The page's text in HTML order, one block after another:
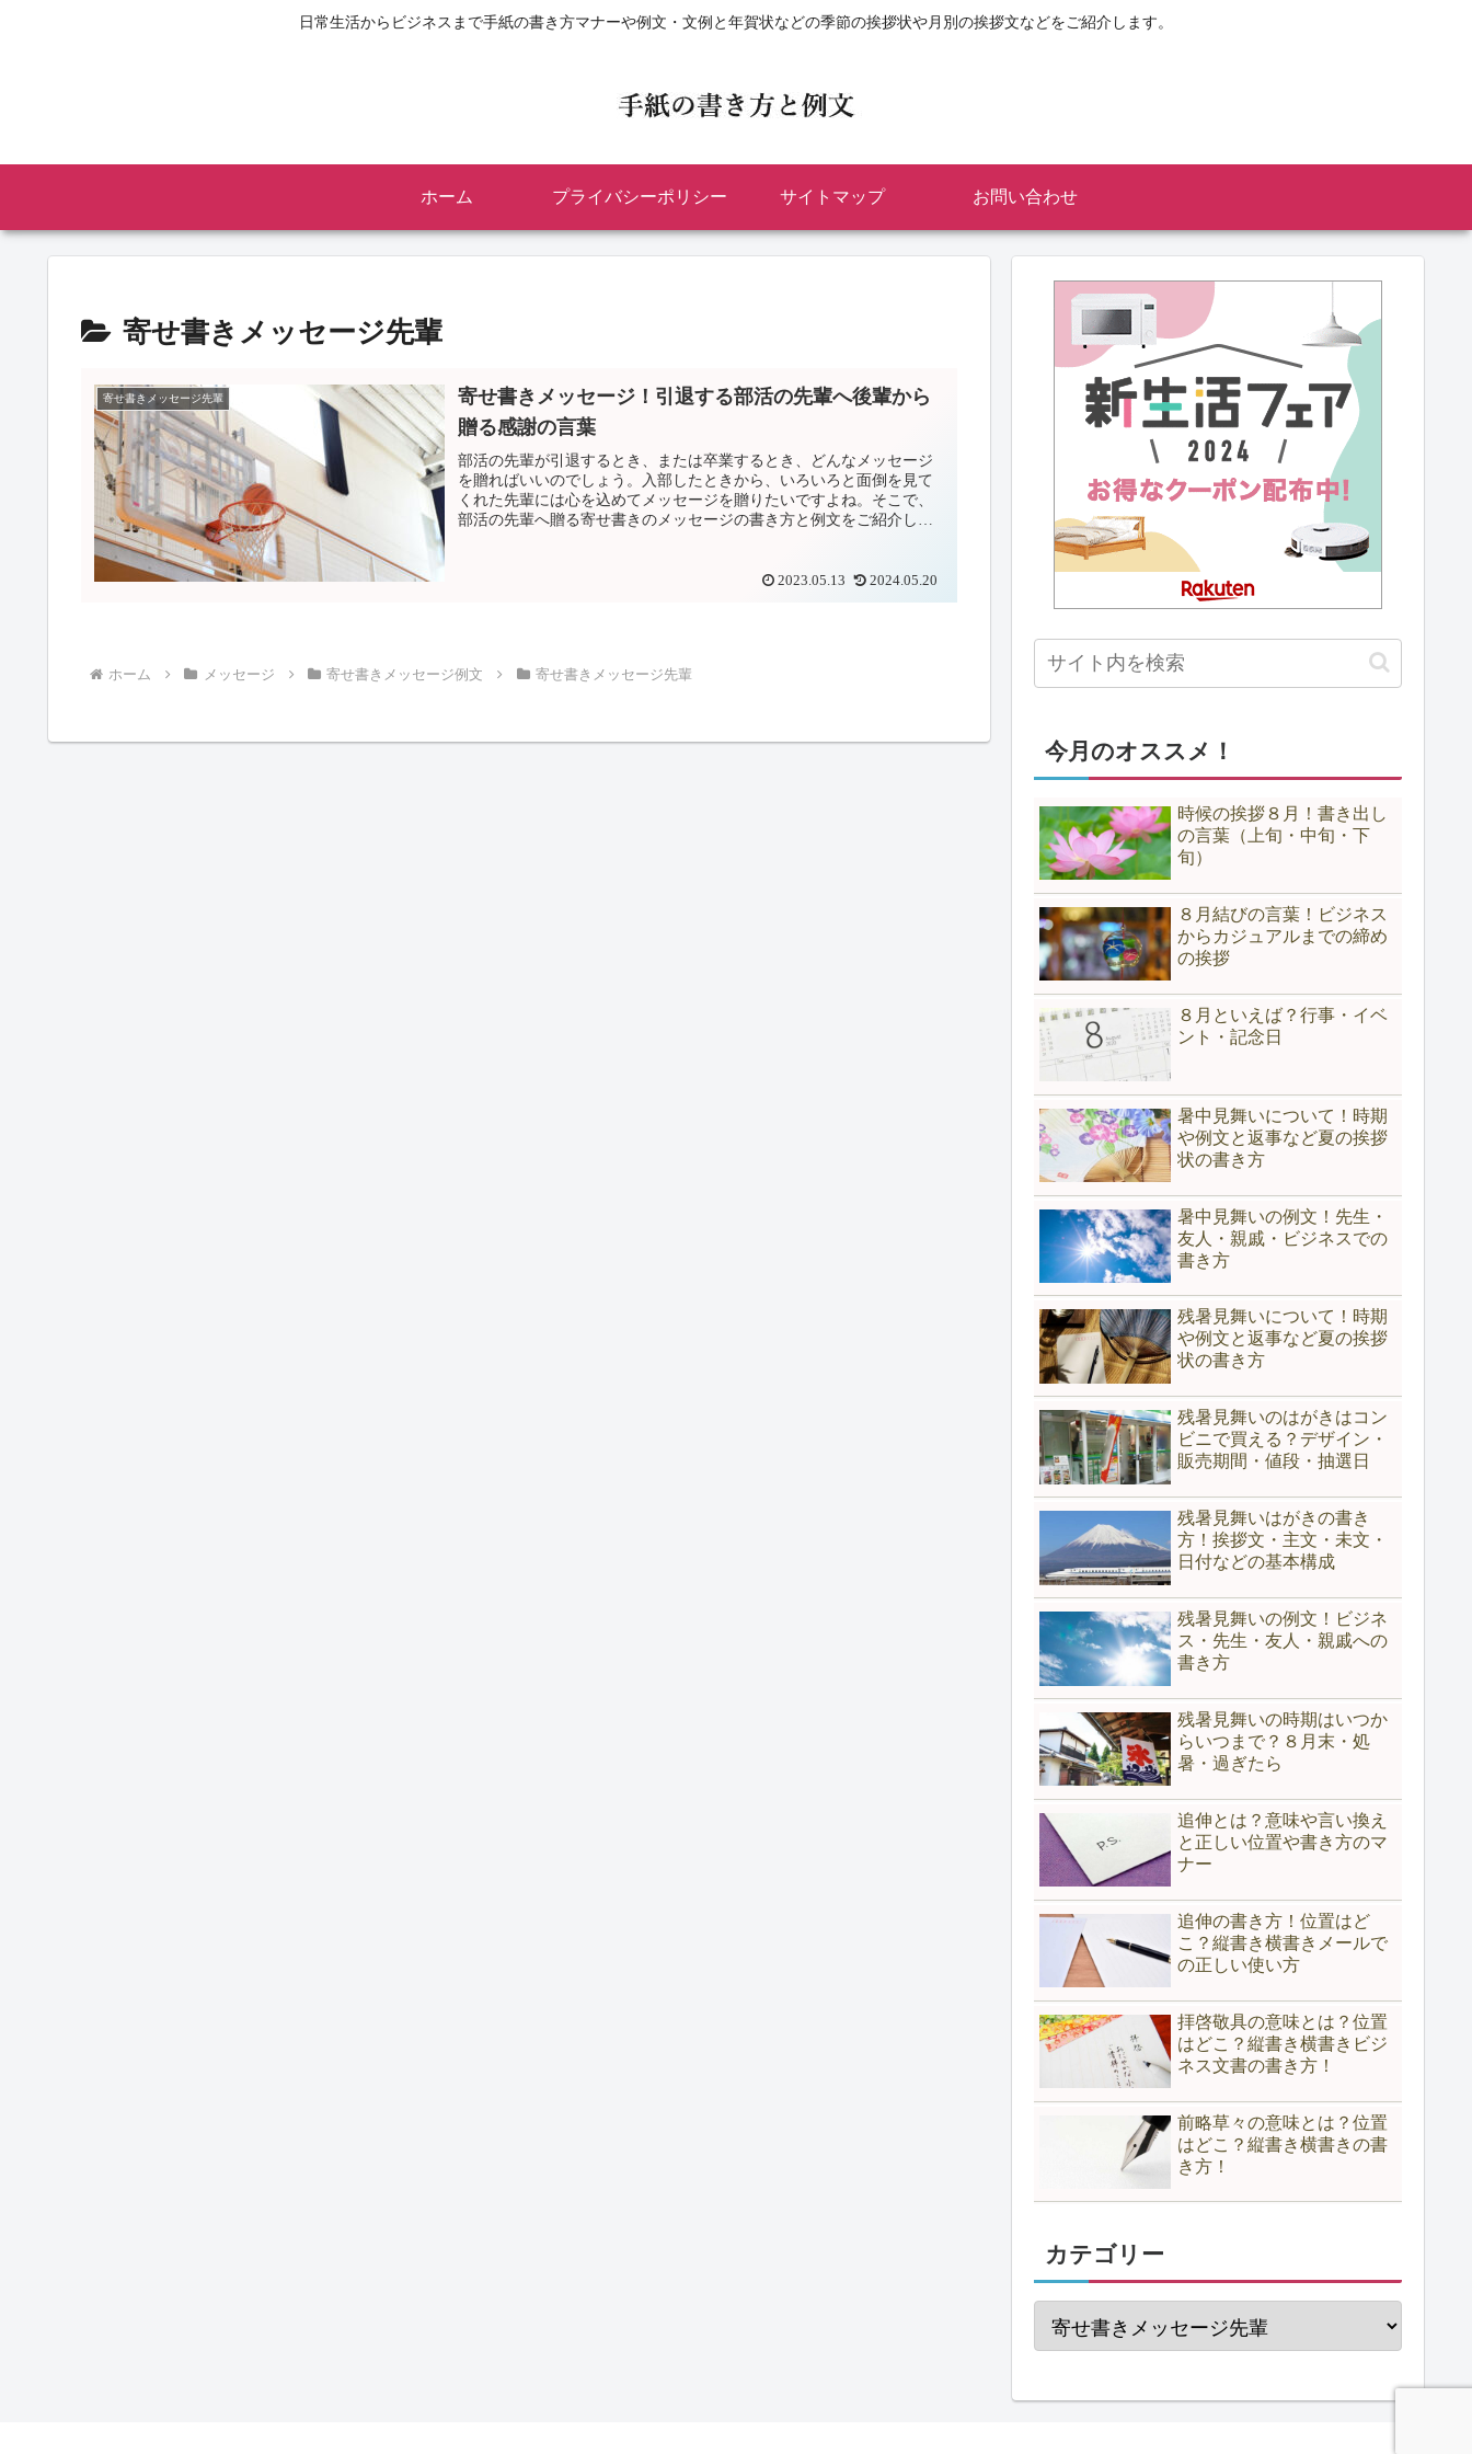
日常生活からビジネスまで手紙の書き方マナーや例文・文例と年賀状などの季節の挨拶状や月別の挨拶文などをご紹介します。
ホーム プライバシーポリシー サイトマップ お問い合わせ
寄せ書きメッセージ先輩
寄せ書きメッセージ先輩
寄せ書きメッセージ！引退する部活の先輩へ後輩から
贈る感謝の言葉
部活の先輩が引退するとき、または卒業するとき、どんなメッセージ
を贈ればいいのでしょう。入部したときから、いろいろと面倒を見て
くれた先輩には心を込めてメッセージを贈りたいですよね。そこで、
部活の先輩へ贈る寄せ書きのメッセージの書き方と例文をご紹介しま
2023.05.13 2024.05.20
ホーム メッセージ 寄せ書きメッセージ例文 寄せ書きメッセージ先輩
今月のオススメ！
時候の挨拶８月！書き出し
の言葉（上旬・中旬・下
旬）
８月結びの言葉！ビジネス
からカジュアルまでの締め
の挨拶
８月といえば？行事・イベ
ント・記念日
暑中見舞いについて！時期
や例文と返事など夏の挨拶
状の書き方
暑中見舞いの例文！先生・
友人・親戚・ビジネスでの
書き方
残暑見舞いについて！時期
や例文と返事など夏の挨拶
状の書き方
残暑見舞いのはがきはコン
ビニで買える？デザイン・
販売期間・値段・抽選日
残暑見舞いはがきの書き
方！挨拶文・主文・未文・
日付などの基本構成
残暑見舞いの例文！ビジネ
ス・先生・友人・親戚への
書き方
残暑見舞いの時期はいつか
らいつまで？８月末・処
暑・過ぎたら
追伸とは？意味や言い換え
と正しい位置や書き方のマ
ナー
追伸の書き方！位置はど
こ？縦書き横書きメールで
の正しい使い方
拝啓敬具の意味とは？位置
はどこ？縦書き横書きビジ
ネス文書の書き方！
前略草々の意味とは？位置
はどこ？縦書き横書きの書
き方！
カテゴリー